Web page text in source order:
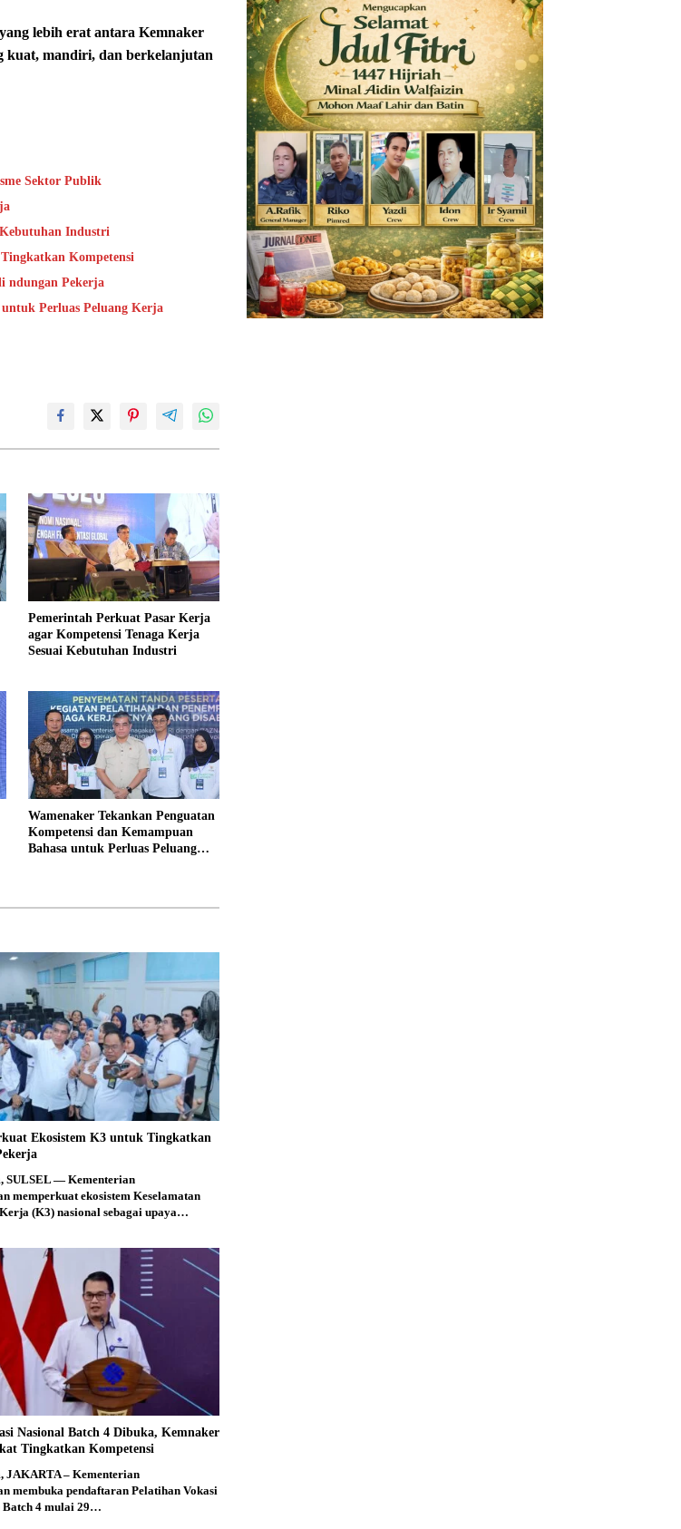
lebih erat antara Kemnaker
kuat, mandiri, dan berkelanjutan
Sektor Publik
Industri
Kompetensi
ndungan Pekerja
Perluas Peluang Kerja
Pemerintah Perkuat Pasar Kerja
agar Kompetensi Tenaga Kerja
Sesuai Kebutuhan Industri
Wamenaker Tekankan Penguatan
Kompetensi dan Kemampuan
Bahasa untuk Perluas Peluang
Ekosistem K3 untuk Tingkatkan
SULSEL — Kementerian
memperkuat ekosistem Keselamatan
(K3) nasional sebagai upaya…
Nasional Batch 4 Dibuka, Kemnaker
Tingkatkan Kompetensi
JAKARTA – Kementerian
membuka pendaftaran Pelatihan Vokasi
Batch 4 mulai 29…